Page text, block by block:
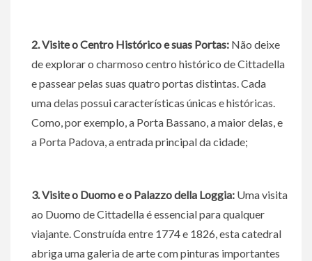
2. Visite o Centro Histórico e suas Portas: Não deixe
de explorar o charmoso centro histórico de Cittadella
e passear pelas suas quatro portas distintas. Cada
uma delas possui características únicas e históricas.
Como, por exemplo, a Porta Bassano, a maior delas, e
a Porta Padova, a entrada principal da cidade;
3. Visite o Duomo e o Palazzo della Loggia: Uma visita
ao Duomo de Cittadella é essencial para qualquer
viajante. Construída entre 1774 e 1826, esta catedral
abriga uma galeria de arte com pinturas importantes